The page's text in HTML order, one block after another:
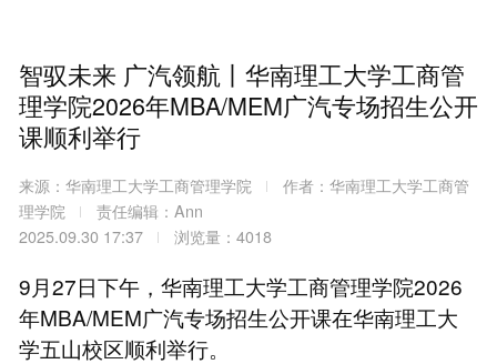
智驭未来 广汽领航丨华南理工大学工商管
理学院2026年MBA/MEM广汽专场招生公开
课顺利举行
来源：华南理工大学工商管理学院
作者：华南理工大学工商管
理学院
责任编辑：Ann
2025.09.30 17:37
浏览量：4018
9月27日下午，华南理工大学工商管理学院2026
年MBA/MEM广汽专场招生公开课在华南理工大
学五山校区顺利举行。